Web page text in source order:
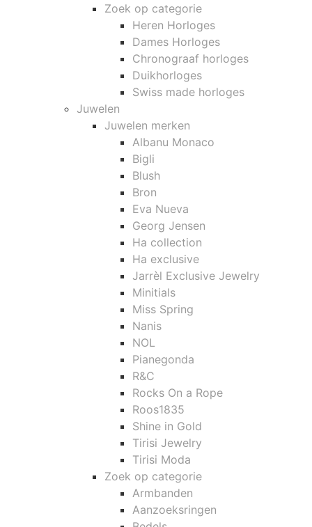
Zoek op categorie
Heren Horloges
Dames Horloges
Chronograaf horloges
Duikhorloges
Swiss made horloges
Juwelen
Juwelen merken
Albanu Monaco
Bigli
Blush
Bron
Eva Nueva
Georg Jensen
Ha collection
Ha exclusive
Jarrèl Exclusive Jewelry
Minitials
Miss Spring
Nanis
NOL
Pianegonda
R&C
Rocks On a Rope
Roos1835
Shine in Gold
Tirisi Jewelry
Tirisi Moda
Zoek op categorie
Armbanden
Aanzoeksringen